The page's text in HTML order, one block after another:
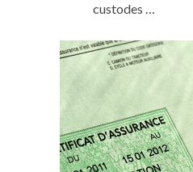
custodes …